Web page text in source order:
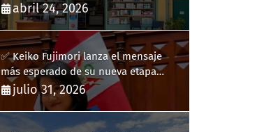
abril 24, 2026
✅ Keiko Fujimori lanza el mensaje
más esperado de su nueva etapa
como presidenta de Perú
julio 31, 2026